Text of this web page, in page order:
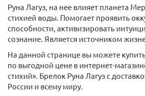
Руна Лагуз, на нее влияет планета
стихией воды. Помогает проявить
способности, активизировать
сознание. Является источником
На данной странице вы можете
по выгодной цене в интернет-
стихий». Брелок Руна Лагуз с
России и всему миру.